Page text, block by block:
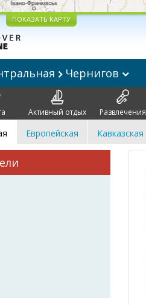
ПОКАЗАТЬ КАРТУ
Чернигов
Активный отдых Развлечения
Европейская Кавказская